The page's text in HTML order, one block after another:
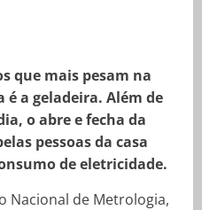
que mais pesam na
a geladeira. Além de
o abre e fecha da
pessoas da casa
de eletricidade.
Nacional de Metrologia,